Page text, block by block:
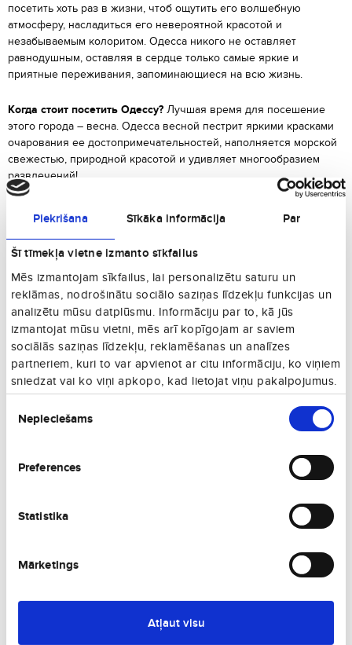
Piekrišana Sīkāka informācija Par
Šī tīmekļa vietne izmanto sīkfailus
Mēs izmantojam sīkfailus, lai personalizētu saturu un
reklāmas, nodrošinātu sociālo saziņas līdzekļu funkcijas un
analizētu mūsu datplūsmu. Informāciju par to, kā jūs
izmantojat mūsu vietni, mēs arī kopīgojam ar saviem
sociālās saziņas līdzekļu, reklamēšanas un analīzes
partneriem, kuri to var apvienot ar citu informāciju, ko viņiem
sniedzat vai ko viņi apkopo, kad lietojat viņu pakalpojumus.
izvēle
Nepieciešams
Preferences
Statistika
Mārketings
Atļaut visu
посетить хоть раз в жизни, чтоб ощутить его волшебную
атмосферу, насладиться его невероятной красотой и
незабываемым колоритом. Одесса никого не оставляет
равнодушным, оставляя в сердце только самые яркие и
приятные переживания, запоминающиеся на всю жизнь.
Когда стоит посетить Одессу? Лучшая время для посешение
этого города – весна. Одесса весной пестрит яркими красками
очарования ее достопримечательностей, наполняется морской
свежестью, природной красотой и удивляет многообразием
развлечений!
Что посмотреть в Одессе? Перечислять все прелести Одессы
можно до бесконечности. Без преувеличения, самый
колоритный украинский город сам по себе уже является
достопримечательностью. С чего же начать? Дерибасовская, в
которой каждый домик, каждая улица, каждый дворик являются
достопримечательностью. Гуляя дальше по городу, предлагаем
отправиться к одному из самых красивых оперных театров
Европы. Одесский парк; Потемкинская лестница; Катакомбы.
Каждое из здешних строений может соревноваться друг с
другом по красоте, но, вероятно единого победителя не будет –
все они достойны оказаться на самом почетном месте
пьедестала.
Другие города Украина, которые могут